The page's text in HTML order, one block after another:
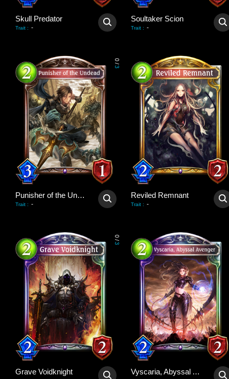
Skull Predator
Trait : -
Soultaker Scion
Trait : -
0
/
3
Punisher of the Undead
Trait : -
Reviled Remnant
Trait : -
0
/
3
Grave Voidknight Vyscaria, Abyssal Avenger